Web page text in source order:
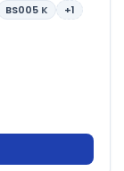
BS005 K +1